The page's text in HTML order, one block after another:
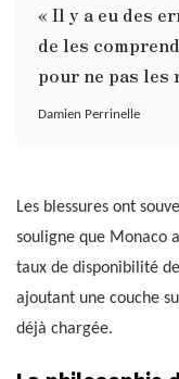
« Il y a eu des
de les
pour ne pas les
Damien Perrinelle
Les blessures ont
souligne que Monaco
taux de disponibilité
ajoutant une couche
déjà chargée.